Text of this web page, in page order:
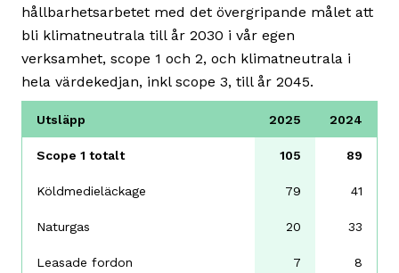
hållbarhetsarbetet med det övergripande målet att
bli klimatneutrala till år 2030 i vår egen
verksamhet, scope 1 och 2, och klimatneutrala i
hela värdekedjan, inkl scope 3, till år 2045.
Utsläpp 2025 2024
Scope 1 totalt 105 89
Köldmedieläckage 79 41
Naturgas 20 33
Leasade fordon 7 8